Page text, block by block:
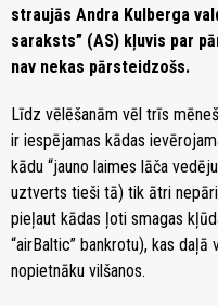
straujās Andra Kulberga
saraksts” (AS) kļuvis par
nav nekas pārsteidzošs.
Līdz vēlēšanām vēl trīs
ir iespējamas kādas
kādu “jauno laimes lāča
uztverts tieši tā) tik ātri
pieļaut kādas ļoti smagas
“airBaltic” bankrotu), kas
nopietnāku vilšanos.